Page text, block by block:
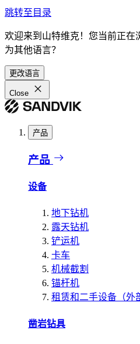
跳转至目录
欢迎来到山特维克！您当前正在
为其他语言？
更改语言
Close
产品
产品
设备
地下钻机
露天钻机
铲运机
卡车
机械截割
锚杆机
租赁和二手设备（外
凿岩钻具